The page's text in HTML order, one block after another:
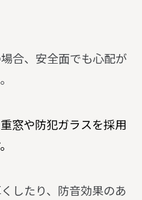
合、安全面でも心配が
窓や防犯ガラスを採用
したり、防音効果のあ